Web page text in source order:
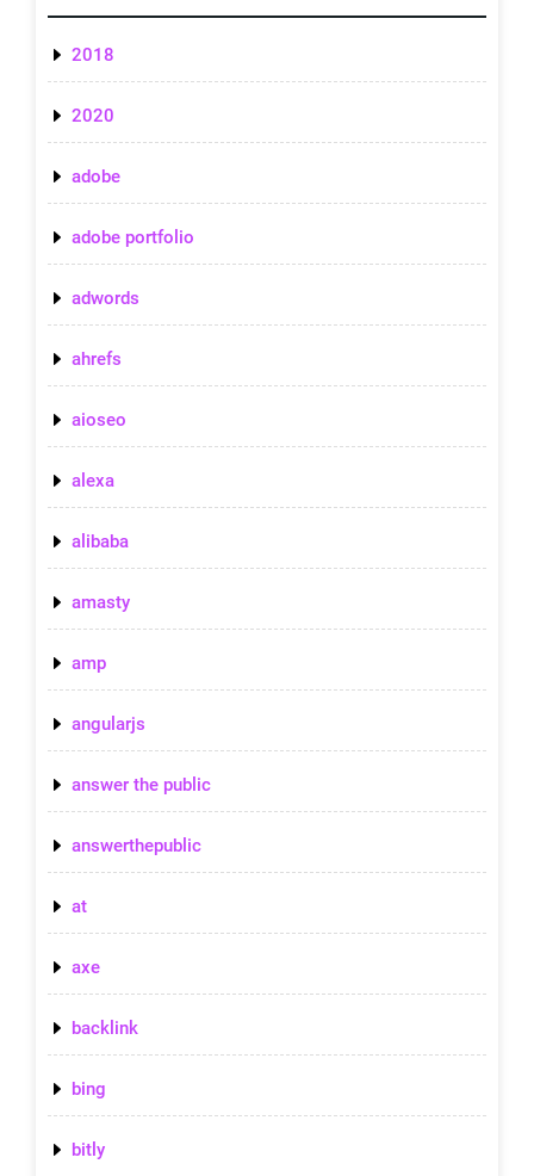
2018
2020
adobe
adobe portfolio
adwords
ahrefs
aioseo
alexa
alibaba
amasty
amp
angularjs
answer the public
answerthepublic
at
axe
backlink
bing
bitly